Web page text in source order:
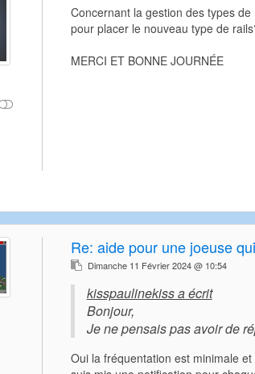
Concernant la gestion des types
pour placer le nouveau type de
MERCI ET BONNE JOURNÉE
Re: aide pour une joeuse
Dimanche 11 Février 2024 @ 10:54
kisspaulinekiss a écrit
Bonjour,
Je ne pensais pas avoir de
Oui la fréquentation est minimale